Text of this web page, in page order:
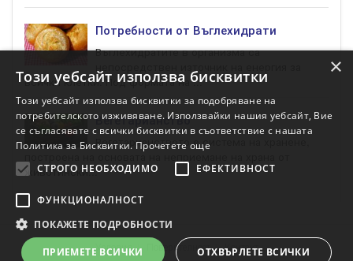
Потребности от Въглехидрати
Въглехидратите в организма са
всички клетки. Под формата на ...
Вегетарианство
Вегетарианството е система на хранене,
построена на основата на неприемане на храна от
животински...
Условия Поверителност Контакт
×
Този уебсайт използва бисквитки
Този уебсайт използва бисквитки за подобряване на
потребителското изживяване. Използвайки нашия уебсайт, Вие
се съгласявате с всички бисквитки в съответствие с нашата
Политика за Бисквитки. Прочетете още
СТРОГО НЕОБХОДИМО
ЕФЕКТИВНОСТ
ФУНКЦИОНАЛНОСТ
ПОКАЖЕТЕ ПОДРОБНОСТИ
ПРИЕМЕТЕ ВСИЧКИ ОТХВЪРЛЕТЕ ВСИЧКИ